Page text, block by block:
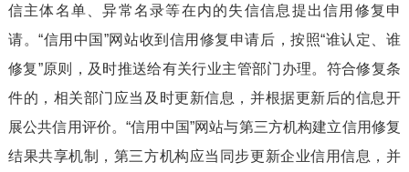
信主体名单、异常名录等在内的失信信息提出信用修复申
请。“信用中国”网站收到信用修复申请后，按照“谁认定、谁
修复”原则，及时推送给有关行业主管部门办理。符合修复条
件的，相关部门应当及时更新信息，并根据更新后的信息开
展公共信用评价。“信用中国”网站与第三方机构建立信用修复
结果共享机制，第三方机构应当同步更新企业信用信息，并